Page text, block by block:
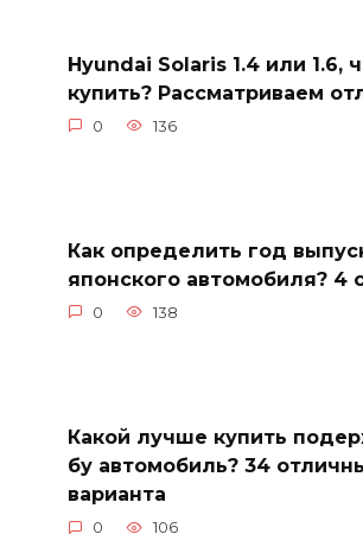
Hyundai Solaris 1.4 или 1.6,
купить? Рассматриваем
0 136
Как определить год
японского автомобиля? 4
0 138
Какой лучше купить
бу автомобиль? 34
варианта
0 106